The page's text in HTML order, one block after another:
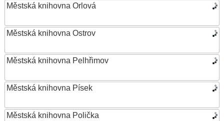
Městská knihovna Orlová
Městská knihovna Ostrov
Městská knihovna Pelhřimov
Městská knihovna Písek
Městská knihovna Polička